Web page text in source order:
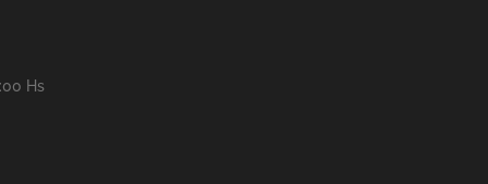
Hs